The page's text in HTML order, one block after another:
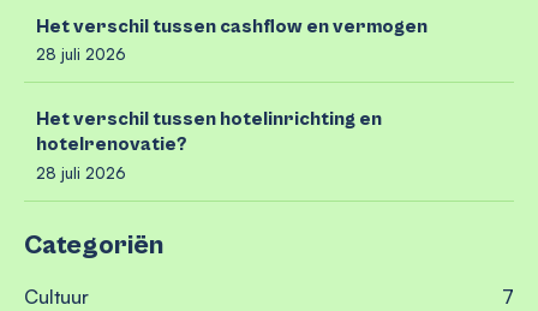
Het verschil tussen cashflow en vermogen
28 juli 2026
Het verschil tussen hotelinrichting en
hotelrenovatie?
28 juli 2026
Categoriën
Cultuur 7